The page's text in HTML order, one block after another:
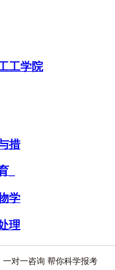
工学院
措
_
学
理
一对一咨询 帮你科学报考